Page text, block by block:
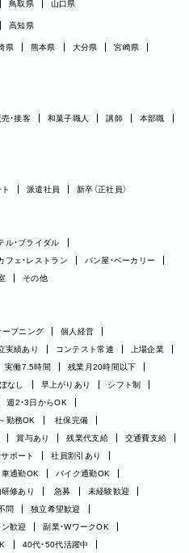
鳥取県 山口県
高知県
県 熊本県 大分県
宮崎県
・接客 和菓子職人 講師
本部職
派遣社員 新卒（正社員）
ル・ブライダル
フェ・レストラン
パン屋・ベーカリー
その他
ープニング
個人経営
実績あり コンテスト常連
上場企業
実働7.5時間
残業月20時間以下
なし 早上がりあり
シフト制
週2・3日からOK
勤務OK
社保完備
賞与あり 残業代支給
交通費支給
ポート
社員割引あり
車通勤OK
バイク通勤OK
修あり 急募
未経験歓迎
問
独立希望歓迎
ン歓迎
副業・WワークOK
40代・50代活躍中